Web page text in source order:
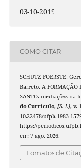
03-10-2019
COMO CITAR
SCHUTZ FOERSTE,
Barreto. A FORMAÇÃO
SANTO: mediações na
do Currículo, [S. l.], v.
10.22478/ufpb.1983-
https://
em: 7 ago. 2026.
Fomatos de